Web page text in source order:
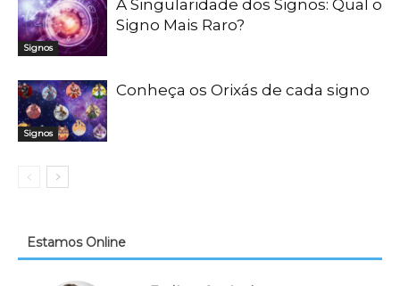
Signos
A Singularidade dos Signos: Qual o
Signo Mais Raro?
Signos
Conheça os Orixás de cada signo
Estamos Online